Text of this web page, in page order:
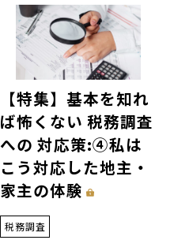
【特集】基本を知れ
ば怖くない 税務調査
への 対応策:④私は
こう対応した地主・
家主の体験
税務調査